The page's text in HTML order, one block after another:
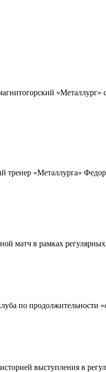
«Металлурга»
матч в рамках
по продолжительности
выступления в